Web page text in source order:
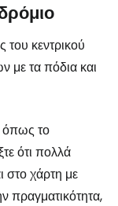
κεντρικού
με τα πόδια και
όπως το
ότι πολλά
στο χάρτη με
πραγματικότητα,